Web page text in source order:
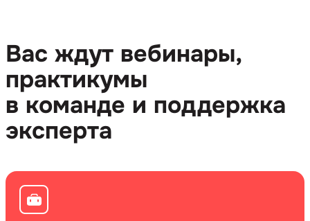
Вас ждут вебинары,
практикумы
в команде и поддержка
эксперта